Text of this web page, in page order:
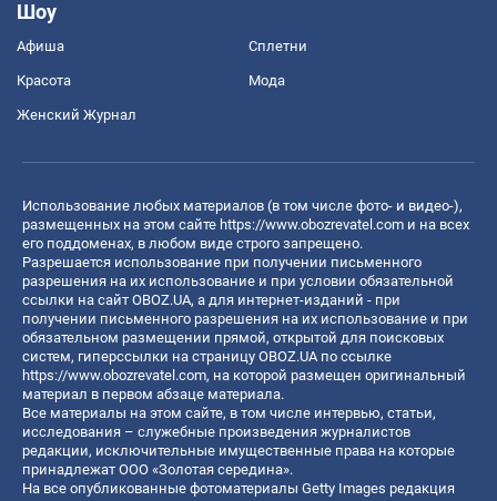
Шоу
Афиша Сплетни
Красота Мода
Женский Журнал
Использование любых материалов (в том числе фото- и видео-),
размещенных на этом сайте https://www.obozrevatel.com и на всех
его поддоменах, в любом виде строго запрещено.
Разрешается использование при получении письменного
разрешения на их использование и при условии обязательной
ссылки на сайт OBOZ.UA, а для интернет-изданий - при
получении письменного разрешения на их использование и при
обязательном размещении прямой, открытой для поисковых
систем, гиперссылки на страницу OBOZ.UA по ссылке
https://www.obozrevatel.com, на которой размещен оригинальный
материал в первом абзаце материала.
Все материалы на этом сайте, в том числе интервью, статьи,
исследования – служебные произведения журналистов
редакции, исключительные имущественные права на которые
принадлежат ООО «Золотая середина».
На все опубликованные фотоматериалы Getty Images редакция